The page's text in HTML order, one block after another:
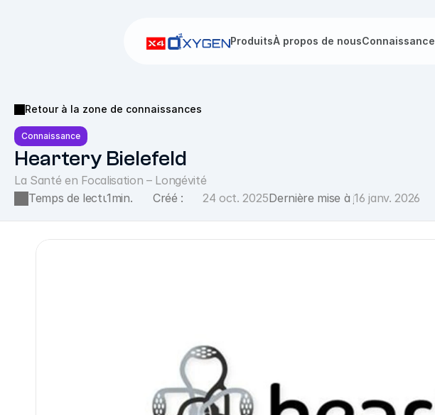
ProduitsÀ propos de nousConnaissance
Retour à la zone de connaissances
Connaissance
Heartery Bielefeld
La Santé en Focalisation – Longévité
Temps de lecture :
1min. Créé : 24 oct. 2025Dernière mise à jour :16 janv. 2026